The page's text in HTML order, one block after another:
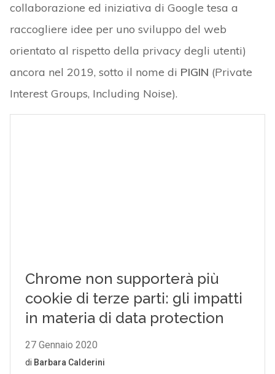
collaborazione ed iniziativa di Google tesa a
raccogliere idee per uno sviluppo del web
orientato al rispetto della privacy degli utenti)
ancora nel 2019, sotto il nome di PIGIN (Private
Interest Groups, Including Noise).